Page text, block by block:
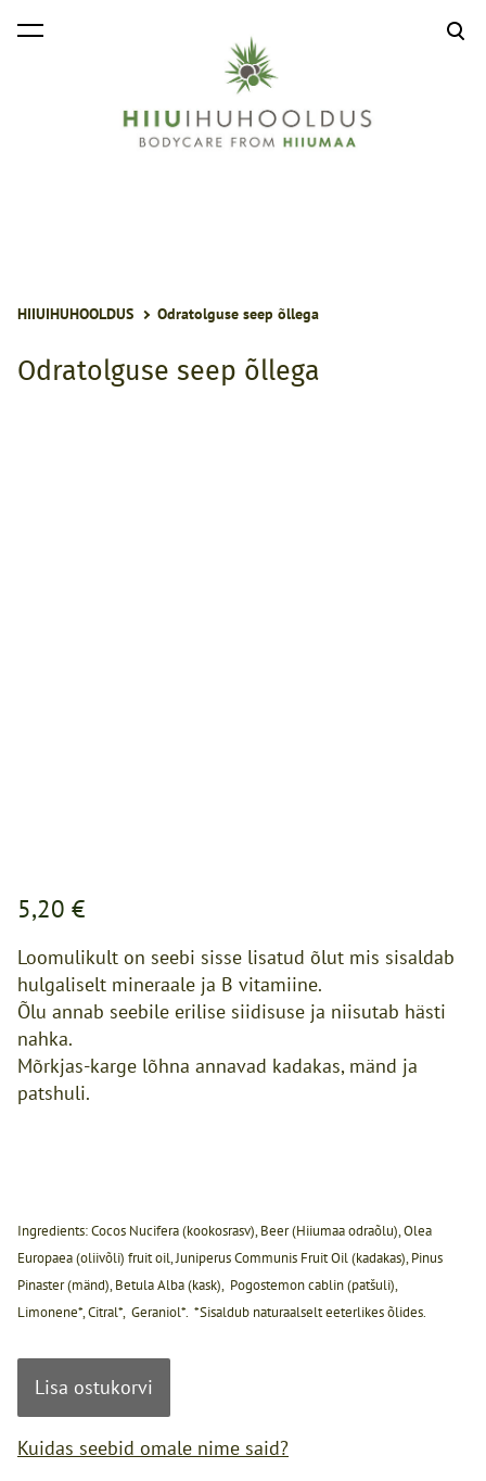
lisati ostukorvi. Vaata ostukorvi
HIIUIHUHOOLDUS Odratolguse seep õllega
Odratolguse seep õllega
5,20 €
Loomulikult on seebi sisse lisatud õlut mis sisaldab
hulgaliselt mineraale ja B vitamiine.
Õlu annab seebile erilise siidisuse ja niisutab hästi
nahka.
Mõrkjas-karge lõhna annavad kadakas, mänd ja
patshuli.
Ingredients: Cocos Nucifera (kookosrasv), Beer (Hiiumaa odraõlu), Olea
Europaea (oliivõli) fruit oil, Juniperus Communis Fruit Oil (kadakas), Pinus
Pinaster (mänd), Betula Alba (kask), Pogostemon cablin (patšuli),
Limonene*, Citral*, Geraniol*. *Sisaldub naturaalselt eeterlikes õlides.
Lisa ostukorvi
Kuidas seebid omale nime said?